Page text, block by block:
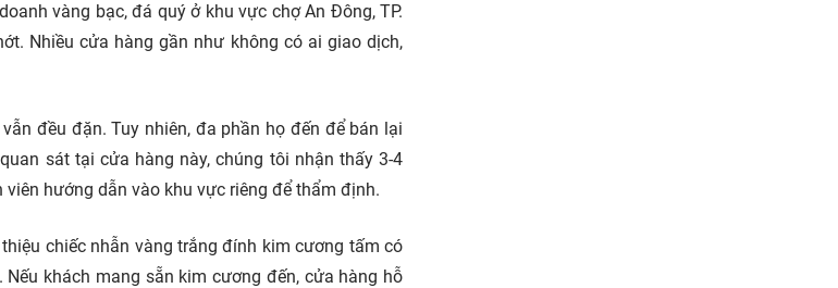
vàng bạc, đá quý ở khu vực chợ An Đông, TP.
Nhiều cửa hàng gần như không có ai giao dịch,
đều đặn. Tuy nhiên, đa phần họ đến để bán lại
sát tại cửa hàng này, chúng tôi nhận thấy 3-4
hướng dẫn vào khu vực riêng để thẩm định.
chiếc nhẫn vàng trắng đính kim cương tấm có
khách mang sẵn kim cương đến, cửa hàng hỗ